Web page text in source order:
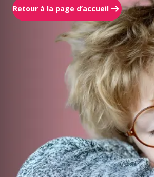
Retour à la page d’accueil